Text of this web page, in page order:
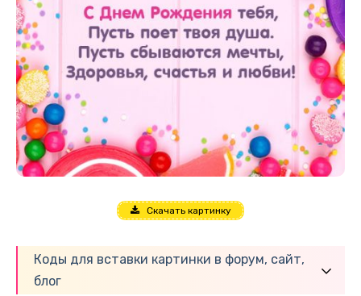
Скачать картинку
Коды для вставки картинки в форум, сайт,
блог